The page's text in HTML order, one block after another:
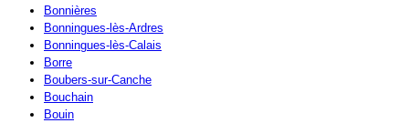
Bonnières
Bonningues-lès-Ardres
Bonningues-lès-Calais
Borre
Boubers-sur-Canche
Bouchain
Bouin